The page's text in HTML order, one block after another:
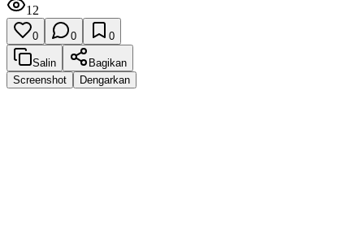
12
0 0 0
Salin
Bagikan
Screenshot
Dengarkan